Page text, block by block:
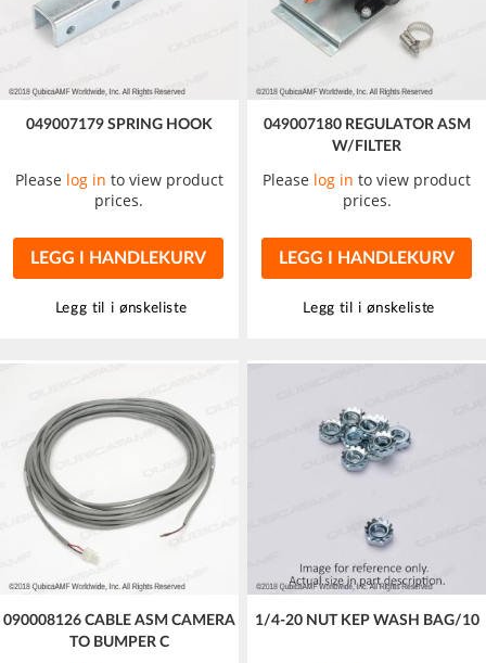
049007179 SPRING HOOK
Please log in to view product
prices.
LEGG I HANDLEKURV
Legg til i ønskeliste
049007180 REGULATOR ASM
W/FILTER
Please log in to view product
prices.
LEGG I HANDLEKURV
Legg til i ønskeliste
090008126 CABLE ASM CAMERA
TO BUMPER C
1/4-20 NUT KEP WASH BAG/10